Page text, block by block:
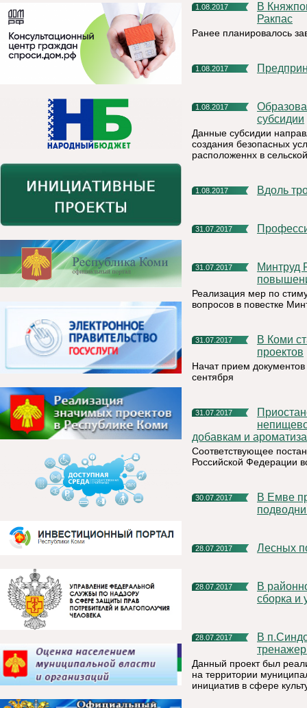
1.08.2017
В Княжпогостском районе отремонтировали дорогу к п.
Ракпас
Ранее планировалось
1.08.2017
1.08.2017
Образовательная сфера Княжпогостского района получила
субсидии
Данные субсидии
создания безопасных
расположеннх в
1.08.2017 Вдоль
31.07.2017
31.07.2017
Минтруд России проводит опрос граждан о мерах по
Реализация мер по
вопросов в повестке
31.07.2017
В Коми стартует Республиканский конкурс инновационных
проектов
Начат прием
сентября
31.07.2017
Приостановление розничной торговли спиртосодержащей
добавкам и
Соответствующее
Российской Федерации
30.07.2017
В Емве прошел XII Турнир по футболу памяти моряка-
28.07.2017 Лесных
28.07.2017
В районном доме культуры Княжпогостского района идет
сборка и
28.07.2017
В п.Синдор Княжпогостскго района установили уличный
Данный проект был
на территории
инициатив в сфере